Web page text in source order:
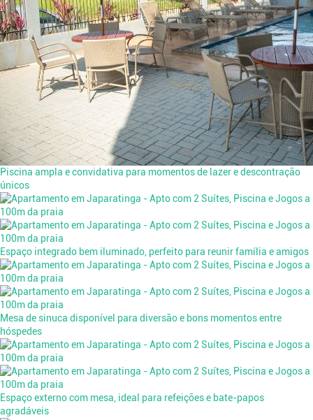
Piscina ampla e convidativa para momentos de lazer e descontração
únicos
Espaço integrado bem iluminado, perfeito para reunir família e amigos
Mesa de sinuca disponível para diversão e bons momentos entre
hóspedes
Espaço externo com mesa, ideal para refeições e bate-papos
agradáveis